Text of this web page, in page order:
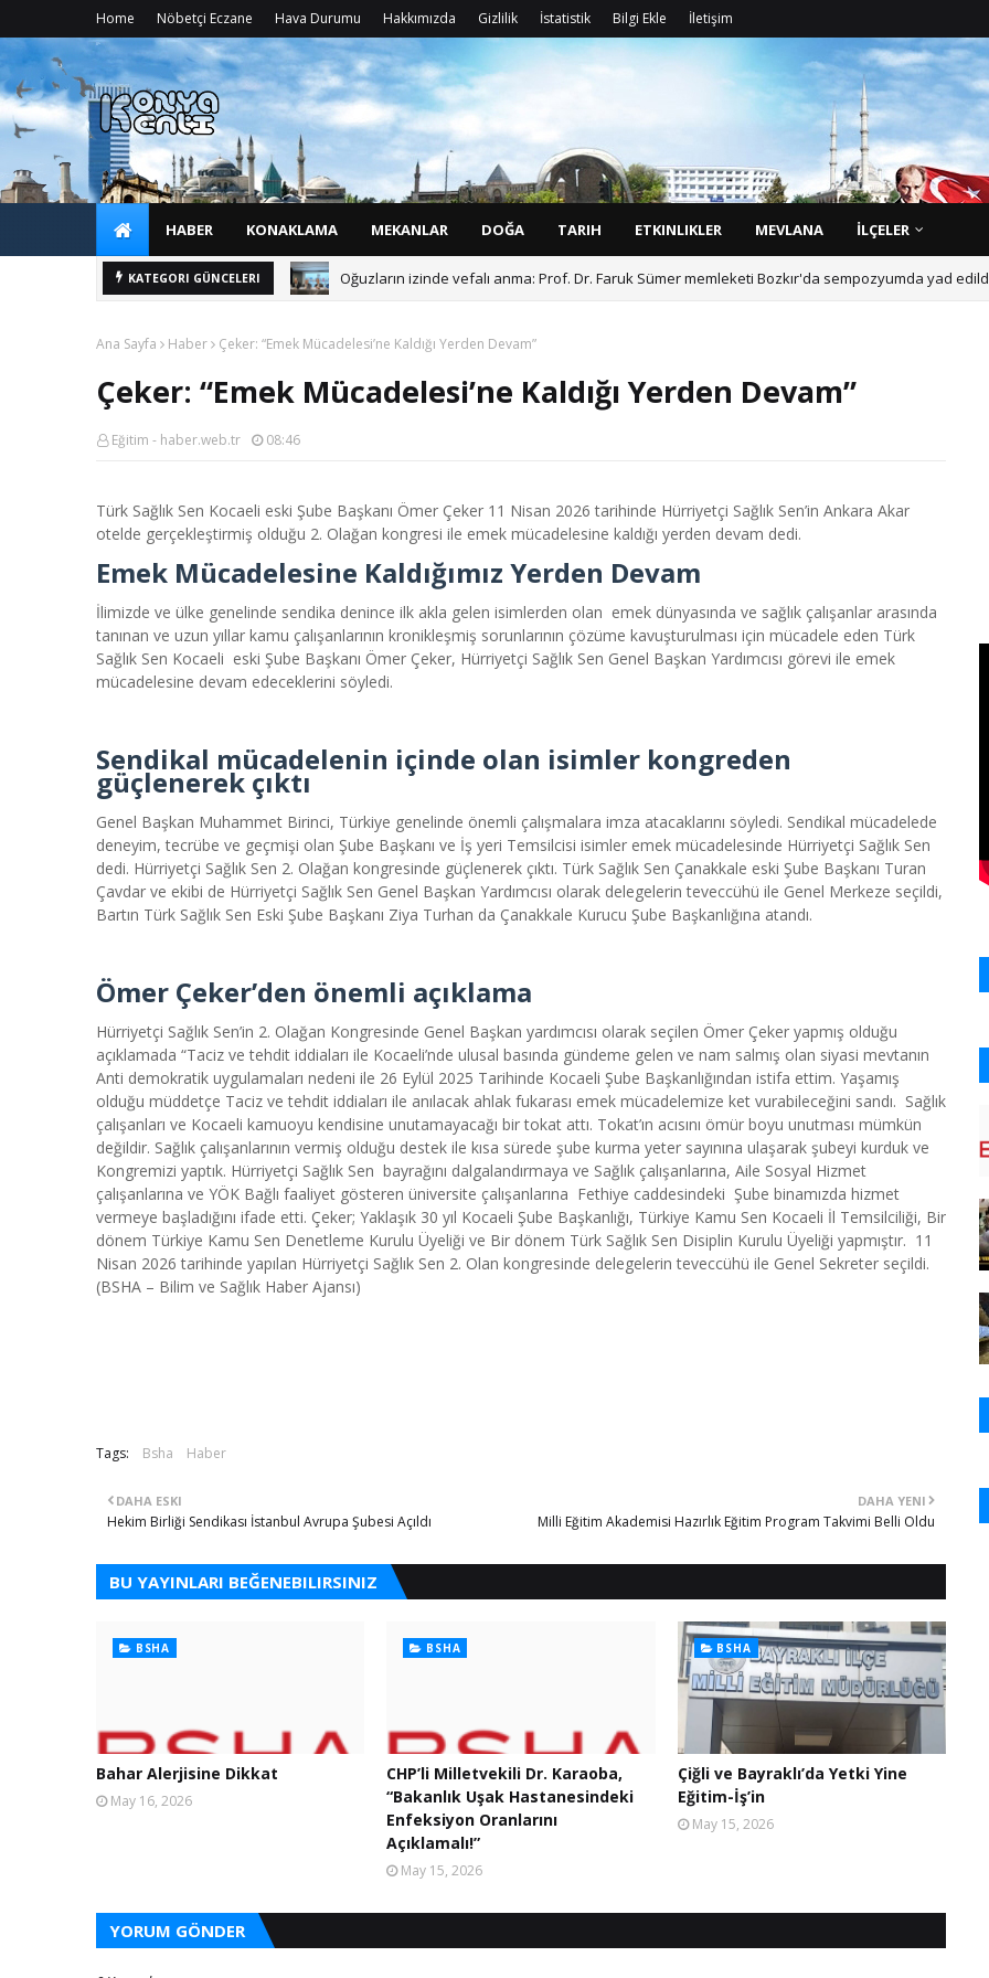
Home Nöbetçi Eczane Hava Durumu Hakkımızda Gizlilik İstatistik Bilgi Ekle İletişim
Doğ g z
HABER KONAKLAMA MEKANLAR DOĞA TARIH ETKINLIKLER MEVLANA İLÇELER
KATEGORI GÜNCELERI Oğuzların izinde vefalı anma: Prof. Dr. Faruk Sümer memleketi Bozkır'da sempozyumda yad
Ana Sayfa Haber Çeker: “Emek Mücadelesi’ne Kaldığı Yerden Devam”
Çeker: “Emek Mücadelesi’ne Kaldığı Yerden Devam”
Eğitim - haber.web.tr 08:46
Türk Sağlık Sen Kocaeli eski Şube Başkanı Ömer Çeker 11 Nisan 2026 tarihinde Hürriyetçi Sağlık Sen’in Ankara Akar
otelde gerçekleştirmiş olduğu 2. Olağan kongresi ile emek mücadelesine kaldığı yerden devam dedi.
Emek Mücadelesine Kaldığımız Yerden Devam
İlimizde ve ülke genelinde sendika denince ilk akla gelen isimlerden olan emek dünyasında ve sağlık çalışanlar arasında
tanınan ve uzun yıllar kamu çalışanlarının kronikleşmiş sorunlarının çözüme kavuşturulması için mücadele eden Türk
Sağlık Sen Kocaeli eski Şube Başkanı Ömer Çeker, Hürriyetçi Sağlık Sen Genel Başkan Yardımcısı görevi ile emek
mücadelesine devam edeceklerini söyledi.
Sendikal mücadelenin içinde olan isimler kongreden
güçlenerek çıktı
Genel Başkan Muhammet Birinci, Türkiye genelinde önemli çalışmalara imza atacaklarını söyledi. Sendikal mücadelede
deneyim, tecrübe ve geçmişi olan Şube Başkanı ve İş yeri Temsilcisi isimler emek mücadelesinde Hürriyetçi Sağlık Sen
dedi. Hürriyetçi Sağlık Sen 2. Olağan kongresinde güçlenerek çıktı. Türk Sağlık Sen Çanakkale eski Şube Başkanı Turan
Çavdar ve ekibi de Hürriyetçi Sağlık Sen Genel Başkan Yardımcısı olarak delegelerin teveccühü ile Genel Merkeze seçildi,
Bartın Türk Sağlık Sen Eski Şube Başkanı Ziya Turhan da Çanakkale Kurucu Şube Başkanlığına atandı.
Ömer Çeker’den önemli açıklama
Hürriyetçi Sağlık Sen’in 2. Olağan Kongresinde Genel Başkan yardımcısı olarak seçilen Ömer Çeker yapmış olduğu
açıklamada “Taciz ve tehdit iddiaları ile Kocaeli’nde ulusal basında gündeme gelen ve nam salmış olan siyasi mevtanın
Anti demokratik uygulamaları nedeni ile 26 Eylül 2025 Tarihinde Kocaeli Şube Başkanlığından istifa ettim. Yaşamış
olduğu müddetçe Taciz ve tehdit iddiaları ile anılacak ahlak fukarası emek mücadelemize ket vurabileceğini sandı. Sağlık
çalışanları ve Kocaeli kamuoyu kendisine unutamayacağı bir tokat attı. Tokat’ın acısını ömür boyu unutması mümkün
değildir. Sağlık çalışanlarının vermiş olduğu destek ile kısa sürede şube kurma yeter sayınına ulaşarak şubeyi kurduk ve
Kongremizi yaptık. Hürriyetçi Sağlık Sen bayrağını dalgalandırmaya ve Sağlık çalışanlarına, Aile Sosyal Hizmet
çalışanlarına ve YÖK Bağlı faaliyet gösteren üniversite çalışanlarına Fethiye caddesindeki Şube binamızda hizmet
vermeye başladığını ifade etti. Çeker; Yaklaşık 30 yıl Kocaeli Şube Başkanlığı, Türkiye Kamu Sen Kocaeli İl Temsilciliği, Bir
dönem Türkiye Kamu Sen Denetleme Kurulu Üyeliği ve Bir dönem Türk Sağlık Sen Disiplin Kurulu Üyeliği yapmıştır. 11
Nisan 2026 tarihinde yapılan Hürriyetçi Sağlık Sen 2. Olan kongresinde delegelerin teveccühü ile Genel Sekreter seçildi.
(BSHA – Bilim ve Sağlık Haber Ajansı)
Tags: Bsha Haber
DAHA YENI
Milli Eğitim Akademisi Hazırlık Eğitim Program Takvimi Belli Oldu
DAHA ESKI
Hekim Birliği Sendikası İstanbul Avrupa Şubesi Açıldı
BU YAYINLARI BEĞENEBILIRSINIZ
BSHA
Bahar Alerjisine Dikkat
May 16, 2026
BSHA
CHP’li Milletvekili Dr. Karaoba,
“Bakanlık Uşak Hastanesindeki
Enfeksiyon Oranlarını
Açıklamalı!”
May 15, 2026
BSHA
Çiğli ve Bayraklı’da Yetki Yine
Eğitim-İş’in
May 15, 2026
YORUM GÖNDER